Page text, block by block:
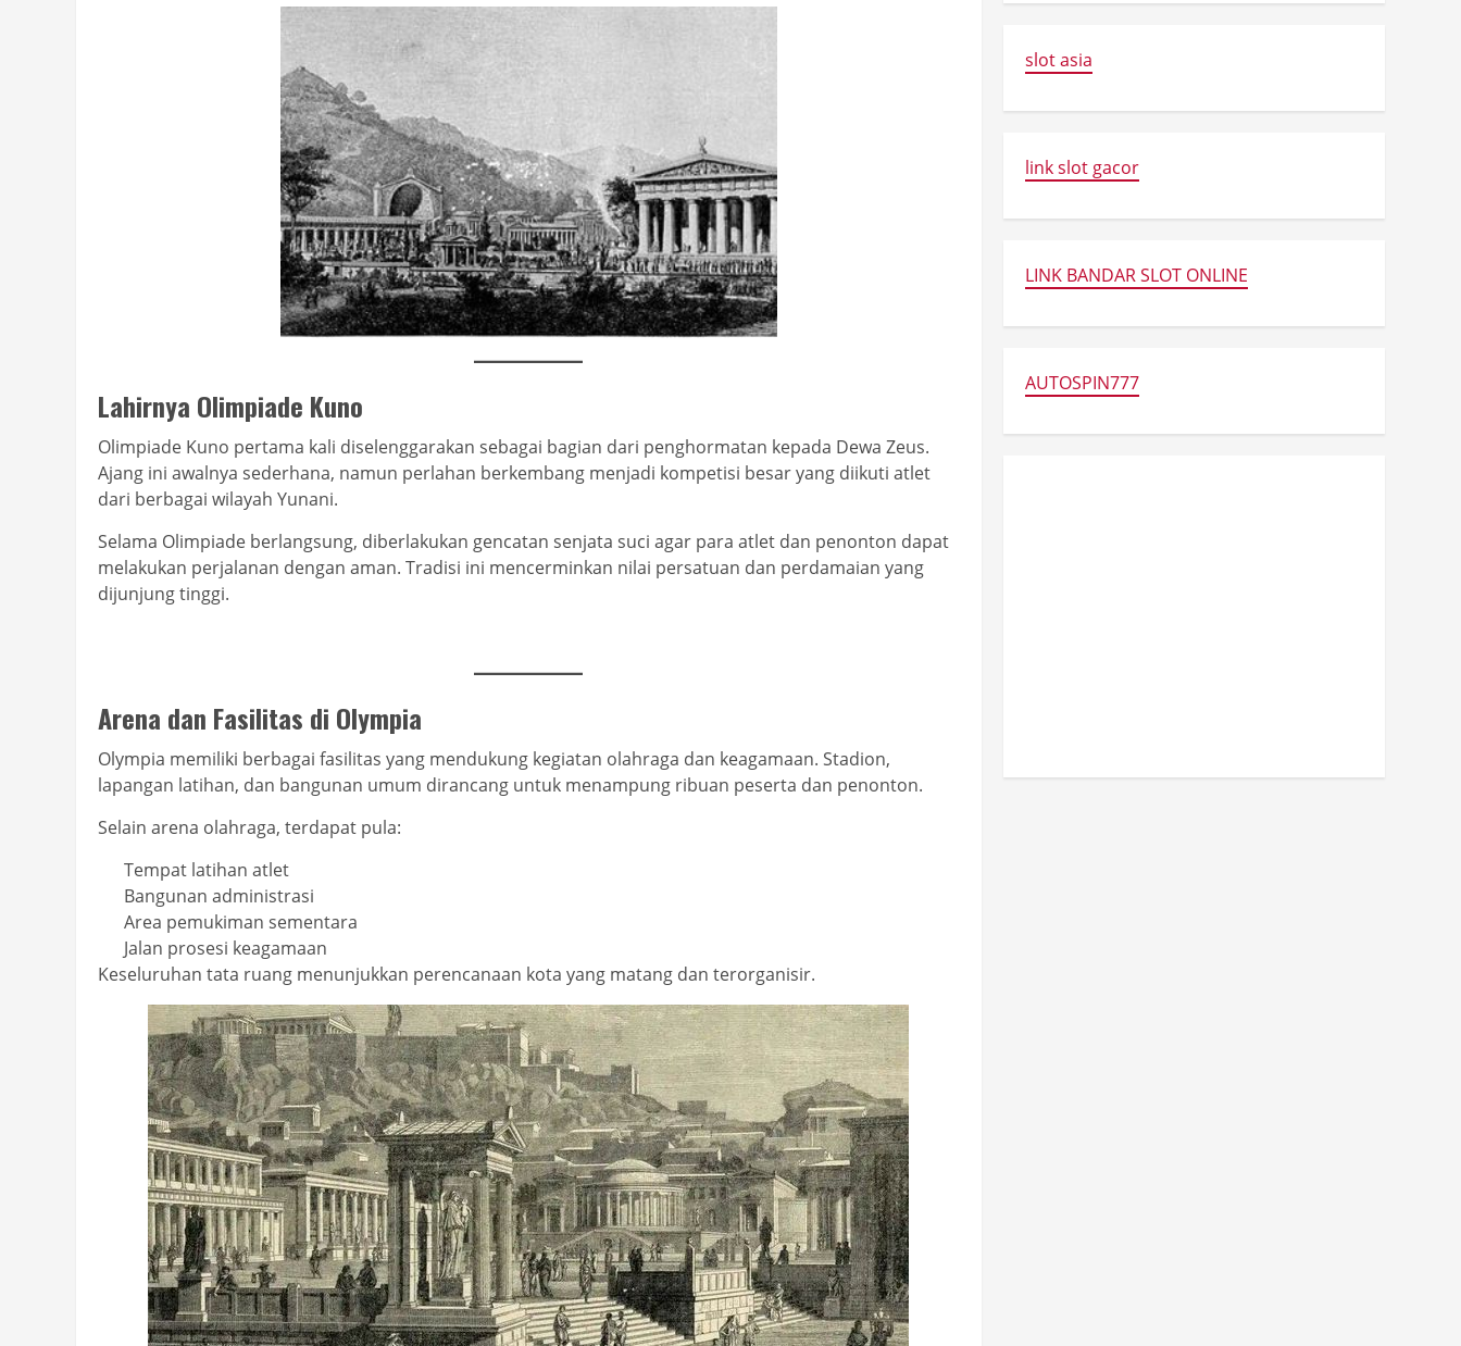
Lahirnya Olimpiade Kuno
Olimpiade Kuno pertama kali diselenggarakan sebagai bagian dari penghormatan kepada Dewa Zeus.
Ajang ini awalnya sederhana, namun perlahan berkembang menjadi kompetisi besar yang diikuti atlet
dari berbagai wilayah Yunani.
Selama Olimpiade berlangsung, diberlakukan gencatan senjata suci agar para atlet dan penonton dapat
melakukan perjalanan dengan aman. Tradisi ini mencerminkan nilai persatuan dan perdamaian yang
dijunjung tinggi.
Arena dan Fasilitas di Olympia
Olympia memiliki berbagai fasilitas yang mendukung kegiatan olahraga dan keagamaan. Stadion,
lapangan latihan, dan bangunan umum dirancang untuk menampung ribuan peserta dan penonton.
Selain arena olahraga, terdapat pula:
Tempat latihan atlet
Bangunan administrasi
Area pemukiman sementara
Jalan prosesi keagamaan
Keseluruhan tata ruang menunjukkan perencanaan kota yang matang dan terorganisir.
slot asia
link slot gacor
LINK BANDAR SLOT ONLINE
AUTOSPIN777